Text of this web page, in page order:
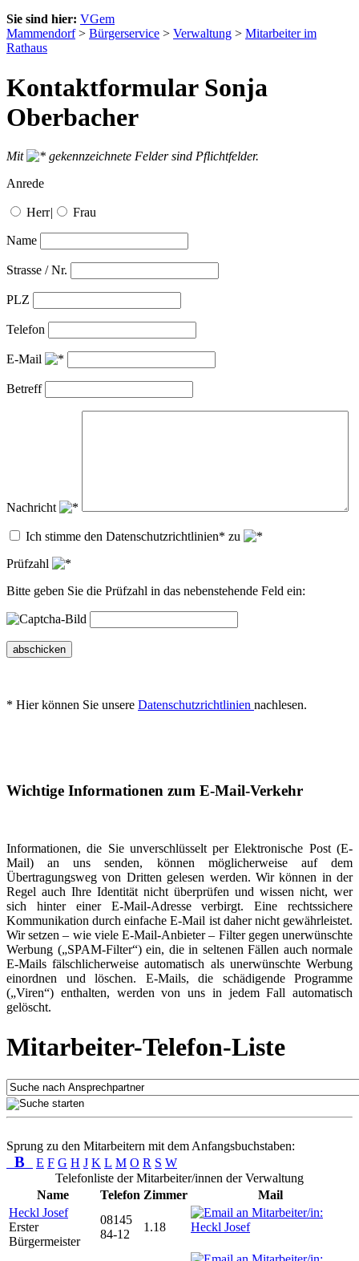
Sie sind hier: VGem
Mammendorf> Bürgerservice > Verwaltung > Mitarbeiter im
Rathaus
Kontaktformular Sonja
Oberbacher
Mit
gekennzeichnete Felder sind Pflichtfelder.
Anrede
Herr| Frau
Name
Strasse / Nr.
PLZ
Telefon
E-Mail
Betreff
Nachricht
Ich stimme den Datenschutzrichtlinien* zu
Prüfzahl
Bitte geben Sie die Prüfzahl in das nebenstehende Feld ein:
abschicken
* Hier können Sie unsere Datenschutzrichtlinien nachlesen.
Wichtige Informationen zum E-Mail-Verkehr
Informationen, die Sie unverschlüsselt per Elektronische Post (E-
Mail) an uns senden, können möglicherweise auf dem
Übertragungsweg von Dritten gelesen werden. Wir können in der
Regel auch Ihre Identität nicht überprüfen und wissen nicht, wer
sich hinter einer E-Mail-Adresse verbirgt. Eine rechtssichere
Kommunikation durch einfache E-Mail ist daher nicht gewährleistet.
Wir setzen – wie viele E-Mail-Anbieter – Filter gegen unerwünschte
Werbung („SPAM-Filter“) ein, die in seltenen Fällen auch normale
E-Mails fälschlicherweise automatisch als unerwünschte Werbung
einordnen und löschen. E-Mails, die schädigende Programme
(„Viren“) enthalten, werden von uns in jedem Fall automatisch
gelöscht.
Mitarbeiter-Telefon-Liste
Sprung zu den Mitarbeitern mit dem Anfangsbuchstaben:
B E F G H J K L M O R S W
Telefonliste der Mitarbeiter/innen der Verwaltung
Name
Telefon Zimmer
Mail
Heckl Josef
Erster
Bürgermeister
08145
84-12
1.18